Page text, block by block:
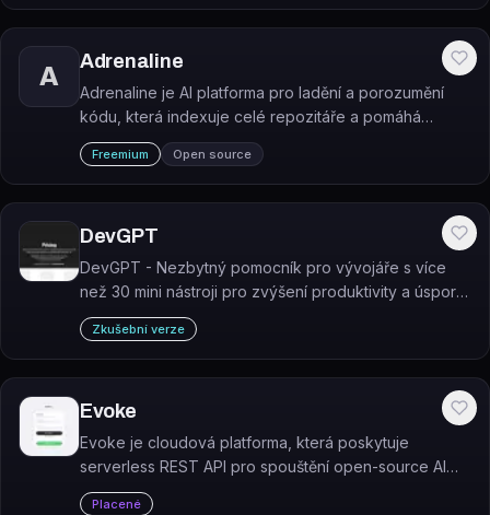
A
Adrenaline
Adrenaline je AI platforma pro ladění a porozumění
kódu, která indexuje celé repozitáře a pomáhá
vývojářům identifikovat a opravit chyby.
Freemium Open source
DevGPT
DevGPT - Nezbytný pomocník pro vývojáře s více
než 30 mini nástroji pro zvýšení produktivity a úsporu
času. Vyzkoušejte si ho zdarma a objevte novou
úroveň efektivity ve svém vývojářském procesu.
Zkušební verze
Evoke
Evoke je cloudová platforma, která poskytuje
serverless REST API pro spouštění open-source AI
modelů bez nutnosti vlastní GPU infrastruktury.
Placené